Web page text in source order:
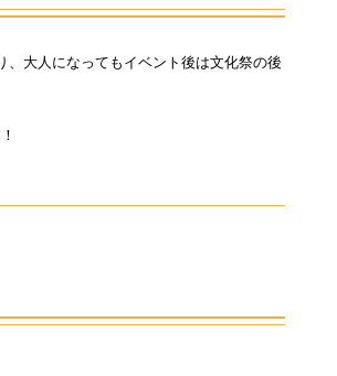
大人になってもイベント後は文化祭の後